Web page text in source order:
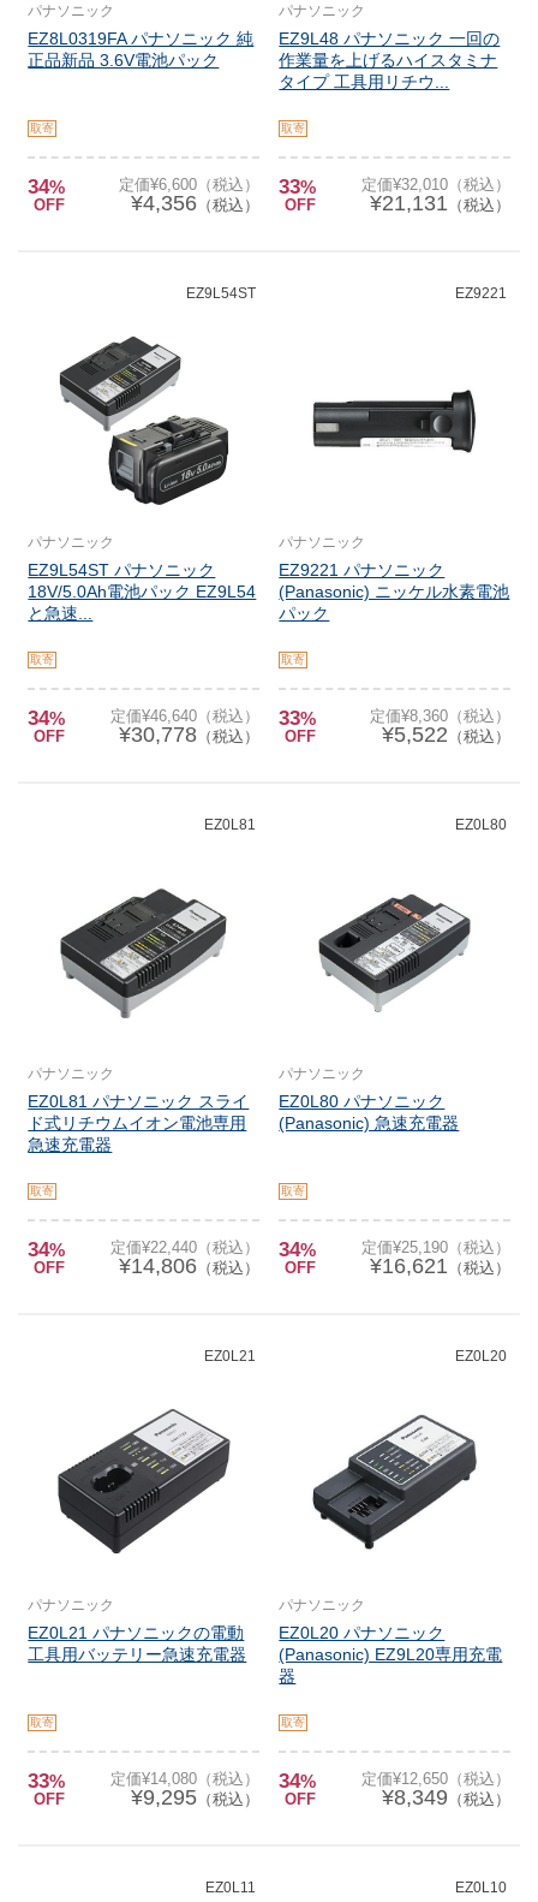
パナソニック
EZ8L0319FA パナソニック 純
正品新品 3.6V電池パック
取寄
34%
OFF
定価¥6,600（税込）
¥4,356（税込）
パナソニック
EZ9L48 パナソニック 一回の
作業量を上げるハイスタミナ
タイプ 工具用リチウ...
取寄
33%
OFF
定価¥32,010（税込）
¥21,131 （税込）
EZ9L54ST
パナソニック
EZ9L54ST パナソニック
18V/5.0Ah電池パック EZ9L54
と急速...
取寄
34%
OFF
定価¥46,640（税込）
¥30,778（税込）
EZ9221
パナソニック
EZ9221 パナソニック
(Panasonic) ニッケル水素電池
パック
取寄
33%
OFF
定価¥8,360（税込）
¥5,522 （税込）
EZ0L81
パナソニック
EZ0L81 パナソニック スライ
ド式リチウムイオン電池専用
急速充電器
取寄
34%
OFF
定価¥22,440（税込）
¥14,806（税込）
EZ0L80
パナソニック
EZ0L80 パナソニック
(Panasonic) 急速充電器
取寄
34%
OFF
定価¥25,190（税込）
¥16,621 （税込）
EZ0L21
パナソニック
EZ0L21 パナソニックの電動
工具用バッテリー急速充電器
取寄
33%
OFF
定価¥14,080（税込）
¥9,295（税込）
EZ0L20
パナソニック
EZ0L20 パナソニック
(Panasonic) EZ9L20専用充電
器
取寄
34%
OFF
定価¥12,650（税込）
¥8,349 （税込）
EZ0L11 EZ0L10